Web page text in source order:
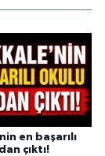
en başarılı
çıktı!